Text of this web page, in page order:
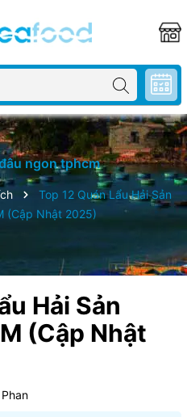
ngon tphcm
Top 12 Quán Lẩu Hải Sản
(Cập Nhật 2025)
Hải Sản
(Cập Nhật